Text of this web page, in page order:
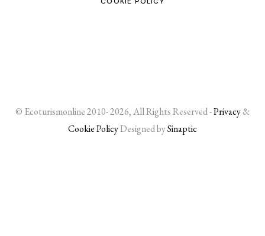
© Ecoturismonline 2010- 2026, All Rights Reserved -Privacy&
Cookie PolicyDesigned bySinaptic